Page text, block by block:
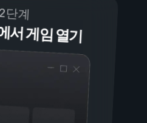
단계
게임 열기